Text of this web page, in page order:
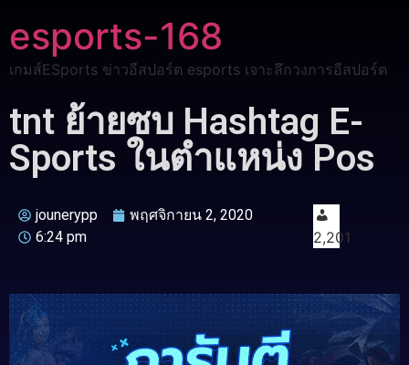
esports-168
เกมส์ESports ข่าวอีสปอร์ต esports เจาะลึกวงการอีสปอร์ต
tnt ย้ายซบ Hashtag E-
Sports ในตำแหน่ง Pos
jounerypp
พฤศจิกายน 2, 2020
6:24 pm
2,201